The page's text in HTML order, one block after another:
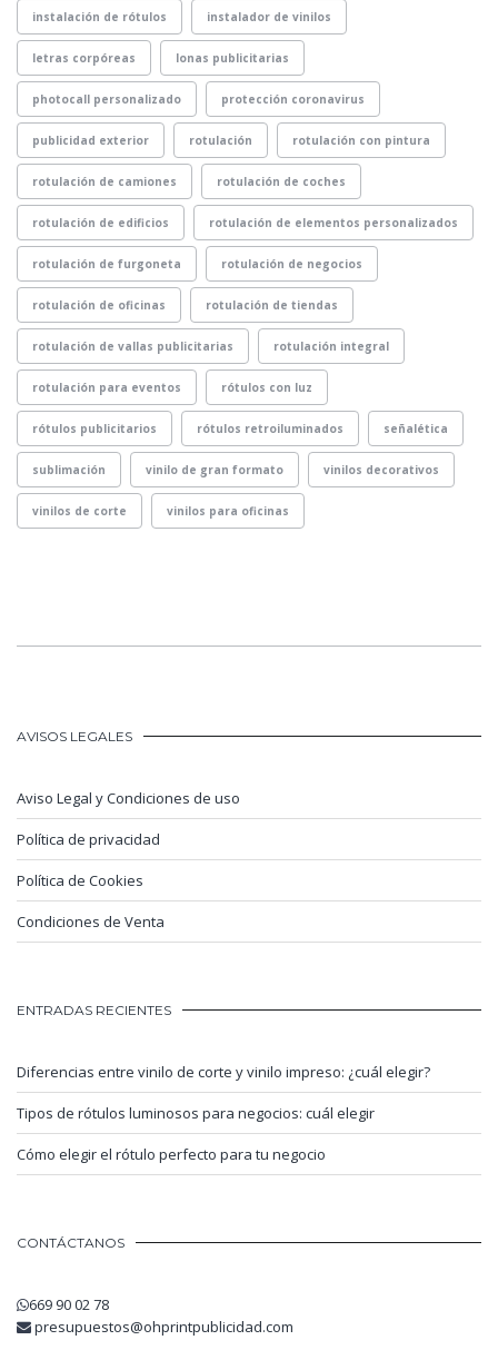
instalación de rótulos instalador de vinilos
letras corpóreas lonas publicitarias
photocall personalizado protección coronavirus
publicidad exterior rotulación rotulación con pintura
rotulación de camiones rotulación de coches
rotulación de edificios rotulación de elementos personalizados
rotulación de furgoneta rotulación de negocios
rotulación de oficinas rotulación de tiendas
rotulación de vallas publicitarias rotulación integral
rotulación para eventos rótulos con luz
rótulos publicitarios rótulos retroiluminados señalética
sublimación vinilo de gran formato vinilos decorativos
vinilos de corte vinilos para oficinas
AVISOS LEGALES
Aviso Legal y Condiciones de uso
Política de privacidad
Política de Cookies
Condiciones de Venta
ENTRADAS RECIENTES
Diferencias entre vinilo de corte y vinilo impreso: ¿cuál elegir?
Tipos de rótulos luminosos para negocios: cuál elegir
Cómo elegir el rótulo perfecto para tu negocio
CONTÁCTANOS
669 90 02 78
presupuestos@ohprintpublicidad.com